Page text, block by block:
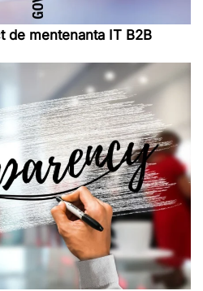
de mentenanta IT B2B